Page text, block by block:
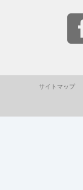
サイトマップ